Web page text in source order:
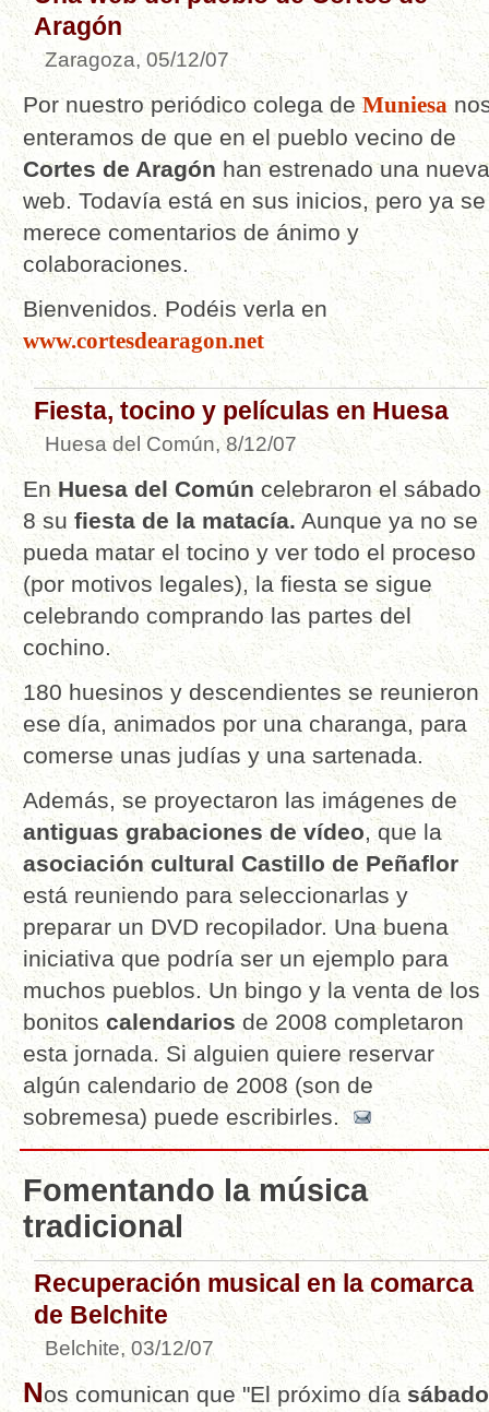
Aragón
Zaragoza, 05/12/07
Por nuestro periódico colega deMuniesa
enteramos de que en el pueblo vecino de
Cortes de Aragón han estrenado una nueva
web. Todavía está en sus inicios, pero ya se
merece comentarios de ánimo y
colaboraciones.
Bienvenidos. Podéis verla en
www.cortesdearagon.net
Fiesta, tocino y películas en Huesa
Huesa del Común, 8/12/07
EnHuesa del Común celebraron el sábado
8 su fiesta de la matacía. Aunque ya no se
pueda matar el tocino y ver todo el proceso
(por motivos legales), la fiesta se sigue
celebrando comprando las partes del
cochino.
180 huesinos y descendientes se reunieron
ese día, animados por una charanga, para
comerse unas judías y una sartenada.
Además, se proyectaron las imágenes de
antiguas grabaciones de vídeo, que la
asociación cultural Castillo de Peñaflor
está reuniendo para seleccionarlas y
preparar un DVD recopilador. Una buena
iniciativa que podría ser un ejemplo para
muchos pueblos. Un bingo y la venta de los
bonitoscalendarios de 2008 completaron
esta jornada. Si alguien quiere reservar
algún calendario de 2008 (son de
sobremesa) puede escribirles.
Fomentando la música
tradicional
Recuperación musical en la comarca
de Belchite
Belchite, 03/12/07
Nos comunican que "El próximo día sábado